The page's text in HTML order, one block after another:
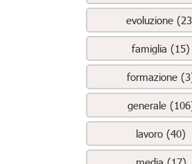
evoluzione
famiglia (15)
formazione
generale
lavoro (40)